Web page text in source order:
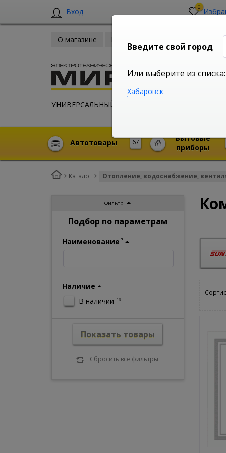
Вход 0
О магазине
УНИВЕРСАЛЬНЫЙ ИНТЕРНЕТ МАГАЗИН
67
Автотовары
Бытовые
приборы
Каталог Отопление, водоснабжение,
Фильтр
Подбор по параметрам
Наименование ?
Наличие
В наличии
19
Показать товары
Сбросить все фильтры
Введите свой город
Или выберите из списка:
Хабаровск